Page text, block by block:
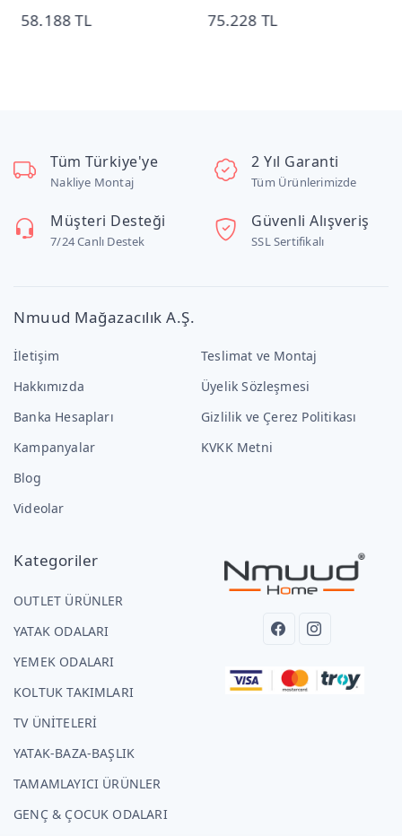
58.188 TL 75.228 TL
Tüm Türkiye'ye
Nakliye Montaj
2 Yıl Garanti
Tüm Ürünlerimizde
Müşteri Desteği
7/24 Canlı Destek
Güvenli Alışveriş
SSL Sertifikalı
Nmuud Mağazacılık A.Ş.
İletişim
Hakkımızda
Banka Hesapları
Kampanyalar
Blog
Videolar
Teslimat ve Montaj
Üyelik Sözleşmesi
Gizlilik ve Çerez Politikası
KVKK Metni
Kategoriler
OUTLET ÜRÜNLER
YATAK ODALARI
YEMEK ODALARI
KOLTUK TAKIMLARI
TV ÜNİTELERİ
YATAK-BAZA-BAŞLIK
TAMAMLAYICI ÜRÜNLER
GENÇ & ÇOCUK ODALARI